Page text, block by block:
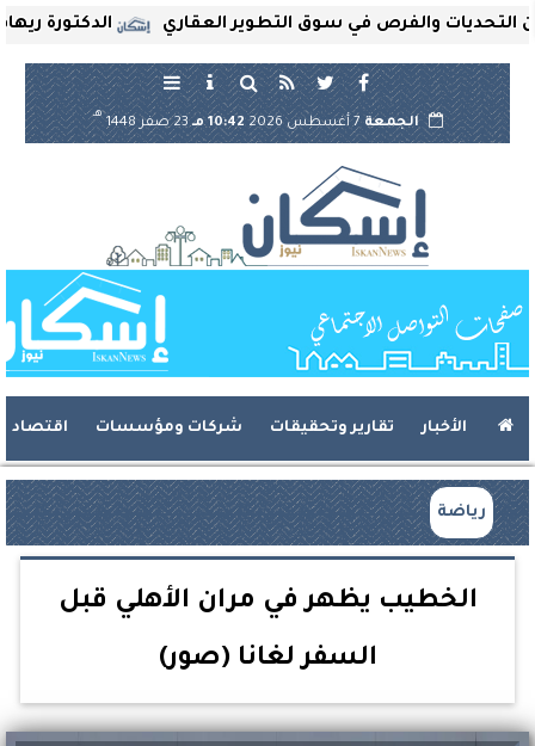
الدكتورة ريهام والفرص في سوق التطوير العقاري
الجمعة 10:42 مـ 23 صفر 1448
هـ
الأخبار تقارير وتحقيقات شركات ومؤسسات اقتصاد
رياضة
الخطيب يظهر في مران الأهلي قبل
السفر لغانا (صور)